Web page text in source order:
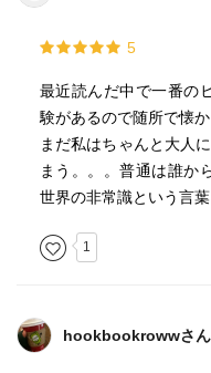
5
最近読んだ中で一番の
験があるので随所で懐か
まだ私はちゃんと大人
まう。。。普通は誰か
世界の非常識という言葉
1
hookbookrowwさん